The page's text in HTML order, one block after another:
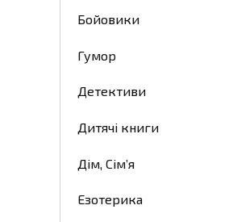
Бойовики
Гумор
Детективи
Дитячі книги
Дім, Сім’я
Езотерика